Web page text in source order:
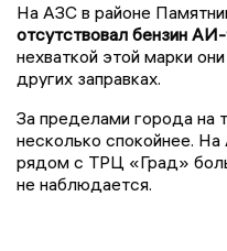
На АЗС в районе
отсутствовал бензин
нехваткой этой марки
других заправках.
За пределами города на
несколько спокойнее.
рядом с ТРЦ «Град»
не наблюдается.